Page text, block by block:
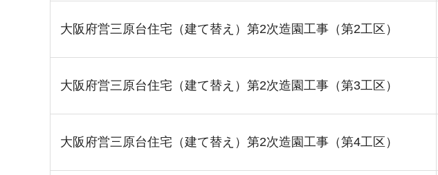
大阪府営三原台住宅（建て替え）第2次造園工事（第2工区）
大阪府営三原台住宅（建て替え）第2次造園工事（第3工区）
大阪府営三原台住宅（建て替え）第2次造園工事（第4工区）